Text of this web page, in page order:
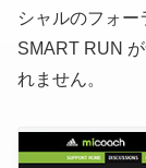
シャルのフォ
SMART RUN
れません。